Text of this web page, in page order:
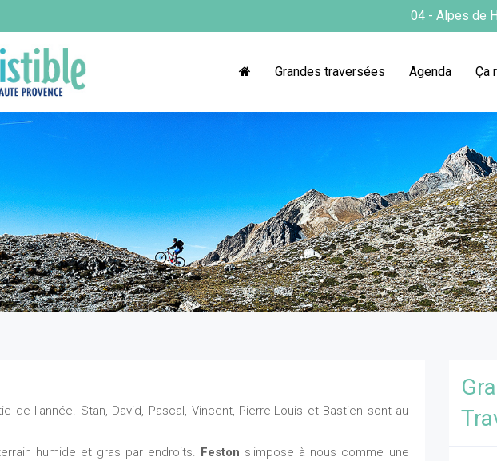
04 - Alpes de
Grandes traversées Agenda Ça
de l'année. Stan, David, Pascal, Vincent, Pierre-Louis et Bastien sont au
humide et gras par endroits. Feston s'impose à nous comme une